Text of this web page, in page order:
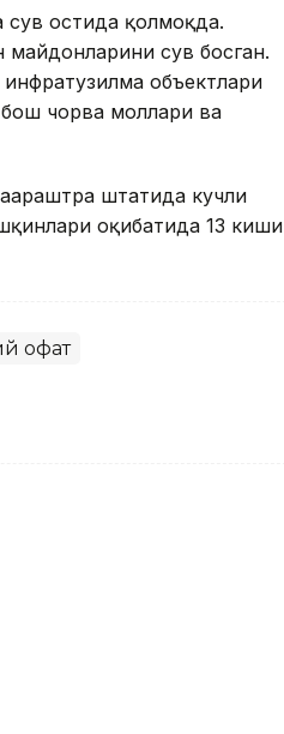
сув остида қолмоқда.
сув босган.
объектлари
чорва моллари ва
штатида кучли
оқибатида 13 киши
офат